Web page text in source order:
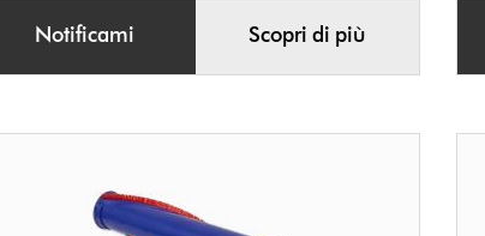
Notificami Scopri di più